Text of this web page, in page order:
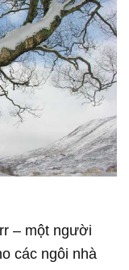
– một người
các ngôi nhà